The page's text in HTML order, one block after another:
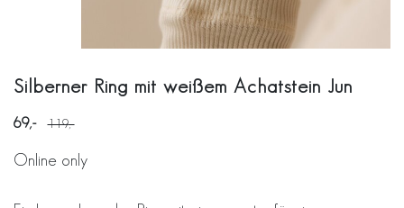
Silberner Ring mit weißem Achatstein Jun
69 119
Online only